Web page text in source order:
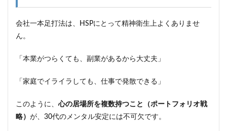
会社一本足打法は、HSPにとって精神衛生上よくありませ
ん。
「本業がつらくても、副業があるから大丈夫」
「家庭でイライラしても、仕事で発散できる」
このように、 心の居場所を複数持つこと（ポートフォリオ戦
略） が、30代のメンタル安定には不可欠です。